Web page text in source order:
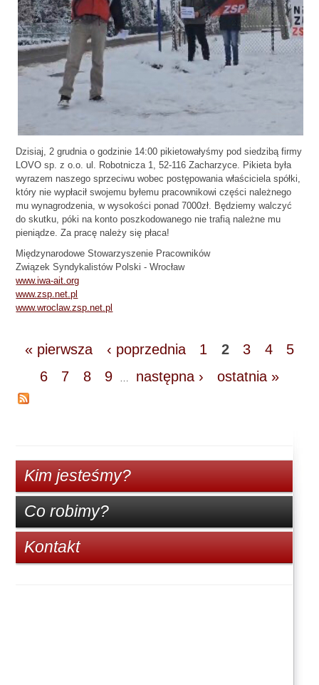
Dzisiaj, 2 grudnia o godzinie 14:00 pikietowałyśmy pod siedzibą firmy
LOVO sp. z o.o. ul. Robotnicza 1, 52-116 Zacharzyce. Pikieta była
wyrazem naszego sprzeciwu wobec postępowania właściciela spółki,
który nie wypłacił swojemu byłemu pracownikowi części należnego
mu wynagrodzenia, w wysokości ponad 7000zł. Będziemy walczyć
do skutku, póki na konto poszkodowanego nie trafią należne mu
pieniądze. Za pracę należy się płaca!
Międzynarodowe Stowarzyszenie Pracowników
Związek Syndykalistów Polski - Wrocław
www.iwa-ait.org
www.zsp.net.pl
www.wroclaw.zsp.net.pl
« pierwsza ‹ poprzednia 1 2 3 4
5
6
7 8 9 … następna › ostatnia »
Kim jesteśmy?
Co robimy?
Kontakt